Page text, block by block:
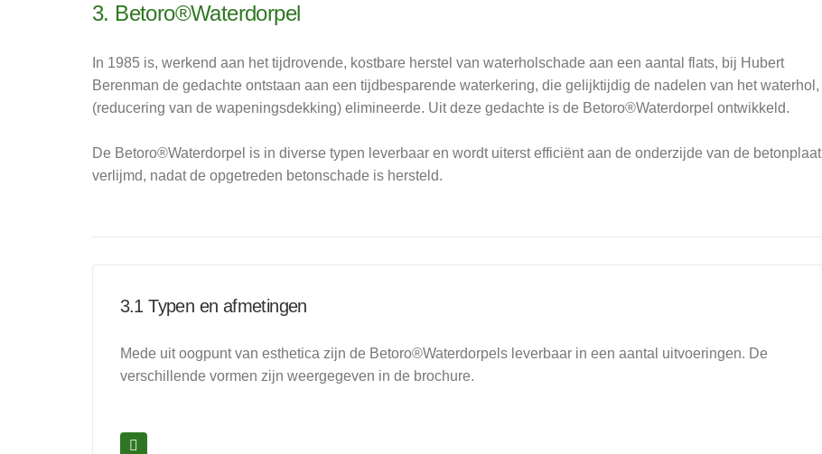
3. Betoro®Waterdorpel
In 1985 is, werkend aan het tijdrovende, kostbare herstel van waterholschade aan een aantal flats, bij Hubert
Berenman de gedachte ontstaan aan een tijdbesparende waterkering, die gelijktijdig de nadelen van het waterhol,
(reducering van de wapeningsdekking) elimineerde. Uit deze gedachte is de Betoro®Waterdorpel ontwikkeld.
De Betoro®Waterdorpel is in diverse typen leverbaar en wordt uiterst efficiënt aan de onderzijde van de betonplaat
verlijmd, nadat de opgetreden betonschade is hersteld.
3.1 Typen en afmetingen
Mede uit oogpunt van esthetica zijn de Betoro®Waterdorpels leverbaar in een aantal uitvoeringen. De
verschillende vormen zijn weergegeven in de brochure.